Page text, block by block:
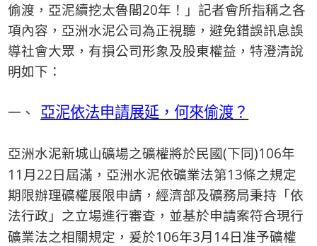
偷渡，亞泥續挖太魯閣20年！」記者會所指稱之各
項內容，亞洲水泥公司為正視聽，避免錯誤訊息誤
導社會大眾，有損公司形象及股東權益，特澄清說
明如下：
一、 亞泥依法申請展延，何來偷渡？
亞洲水泥新城山礦場之礦權將於民國(下同)106年
11 月 22 日屆滿，亞洲水泥依礦業法第13條之規定
期限辦理礦權展限申請，經濟部及礦務局秉持「依
法行政」之立場進行審查，並基於申請案符合現行
礦業法之相關規定，爰於106年3月 14日准予礦權